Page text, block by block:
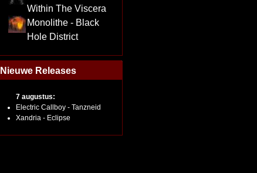
Within The Viscera
Monolithe - Black
Hole District
Nieuwe Releases
7 augustus:
Electric Callboy - Tanzneid
Xandria - Eclipse